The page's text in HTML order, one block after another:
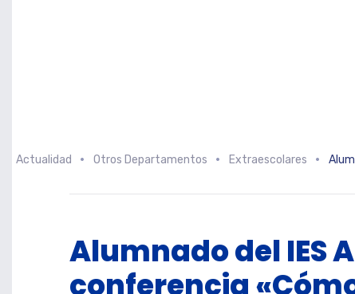
Actualidad Otros Departamentos Extraescolares
Alumnado del IES
conferencia